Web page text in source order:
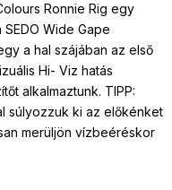
Ronnie Rig egy
Wide Gape
a hal szájában az első
Hi- Viz hatás
alkalmaztunk. TIPP:
súlyozzuk ki az előkénket
merüljön vízbeéréskor